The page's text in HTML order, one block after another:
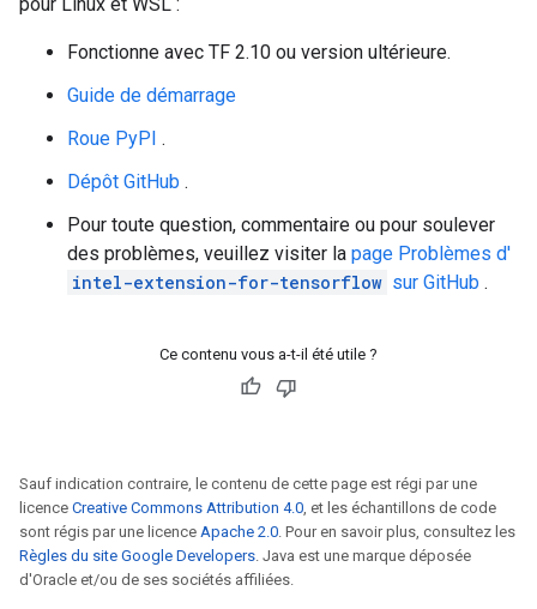
Fonctionne avec TF 2.10 ou version ultérieure.
Guide de démarrage
Roue PyPI .
Dépôt GitHub .
Pour toute question, commentaire ou pour soulever
des problèmes, veuillez visiter la page Problèmes d'
intel-extension-for-tensorflow sur GitHub .
Ce contenu vous a-t-il été utile ?
Sauf indication contraire, le contenu de cette page est régi par une
licence Creative Commons Attribution 4.0, et les échantillons de code
sont régis par une licence Apache 2.0. Pour en savoir plus, consultez les
Règles du site Google Developers. Java est une marque déposée
d'Oracle et/ou de ses sociétés affiliées.